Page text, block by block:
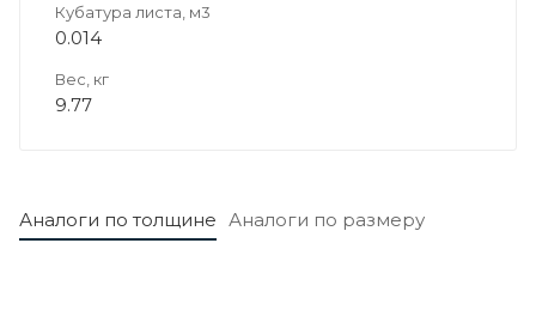
Кубатура листа, м3
0.014
Вес, кг
9.77
Аналоги по толщине Аналоги по размеру